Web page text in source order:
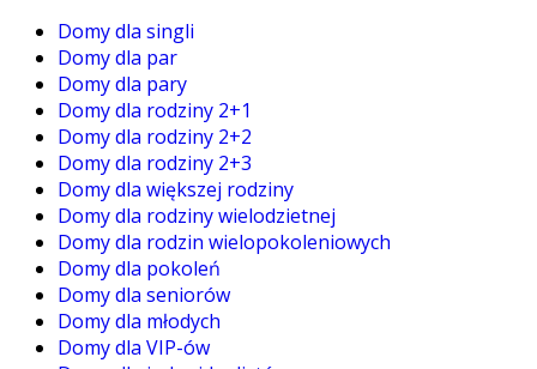
Domy dla singli
Domy dla par
Domy dla pary
Domy dla rodziny 2+1
Domy dla rodziny 2+2
Domy dla rodziny 2+3
Domy dla większej rodziny
Domy dla rodziny wielodzietnej
Domy dla rodzin wielopokoleniowych
Domy dla pokoleń
Domy dla seniorów
Domy dla młodych
Domy dla VIP-ów